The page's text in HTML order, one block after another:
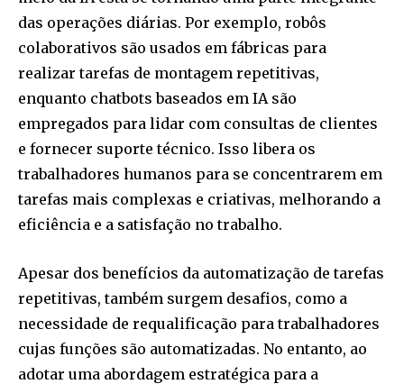
das operações diárias. Por exemplo, robôs
colaborativos são usados em fábricas para
realizar tarefas de montagem repetitivas,
enquanto chatbots baseados em IA são
empregados para lidar com consultas de clientes
e fornecer suporte técnico. Isso libera os
trabalhadores humanos para se concentrarem em
tarefas mais complexas e criativas, melhorando a
eficiência e a satisfação no trabalho.
Apesar dos benefícios da automatização de tarefas
repetitivas, também surgem desafios, como a
necessidade de requalificação para trabalhadores
cujas funções são automatizadas. No entanto, ao
adotar uma abordagem estratégica para a